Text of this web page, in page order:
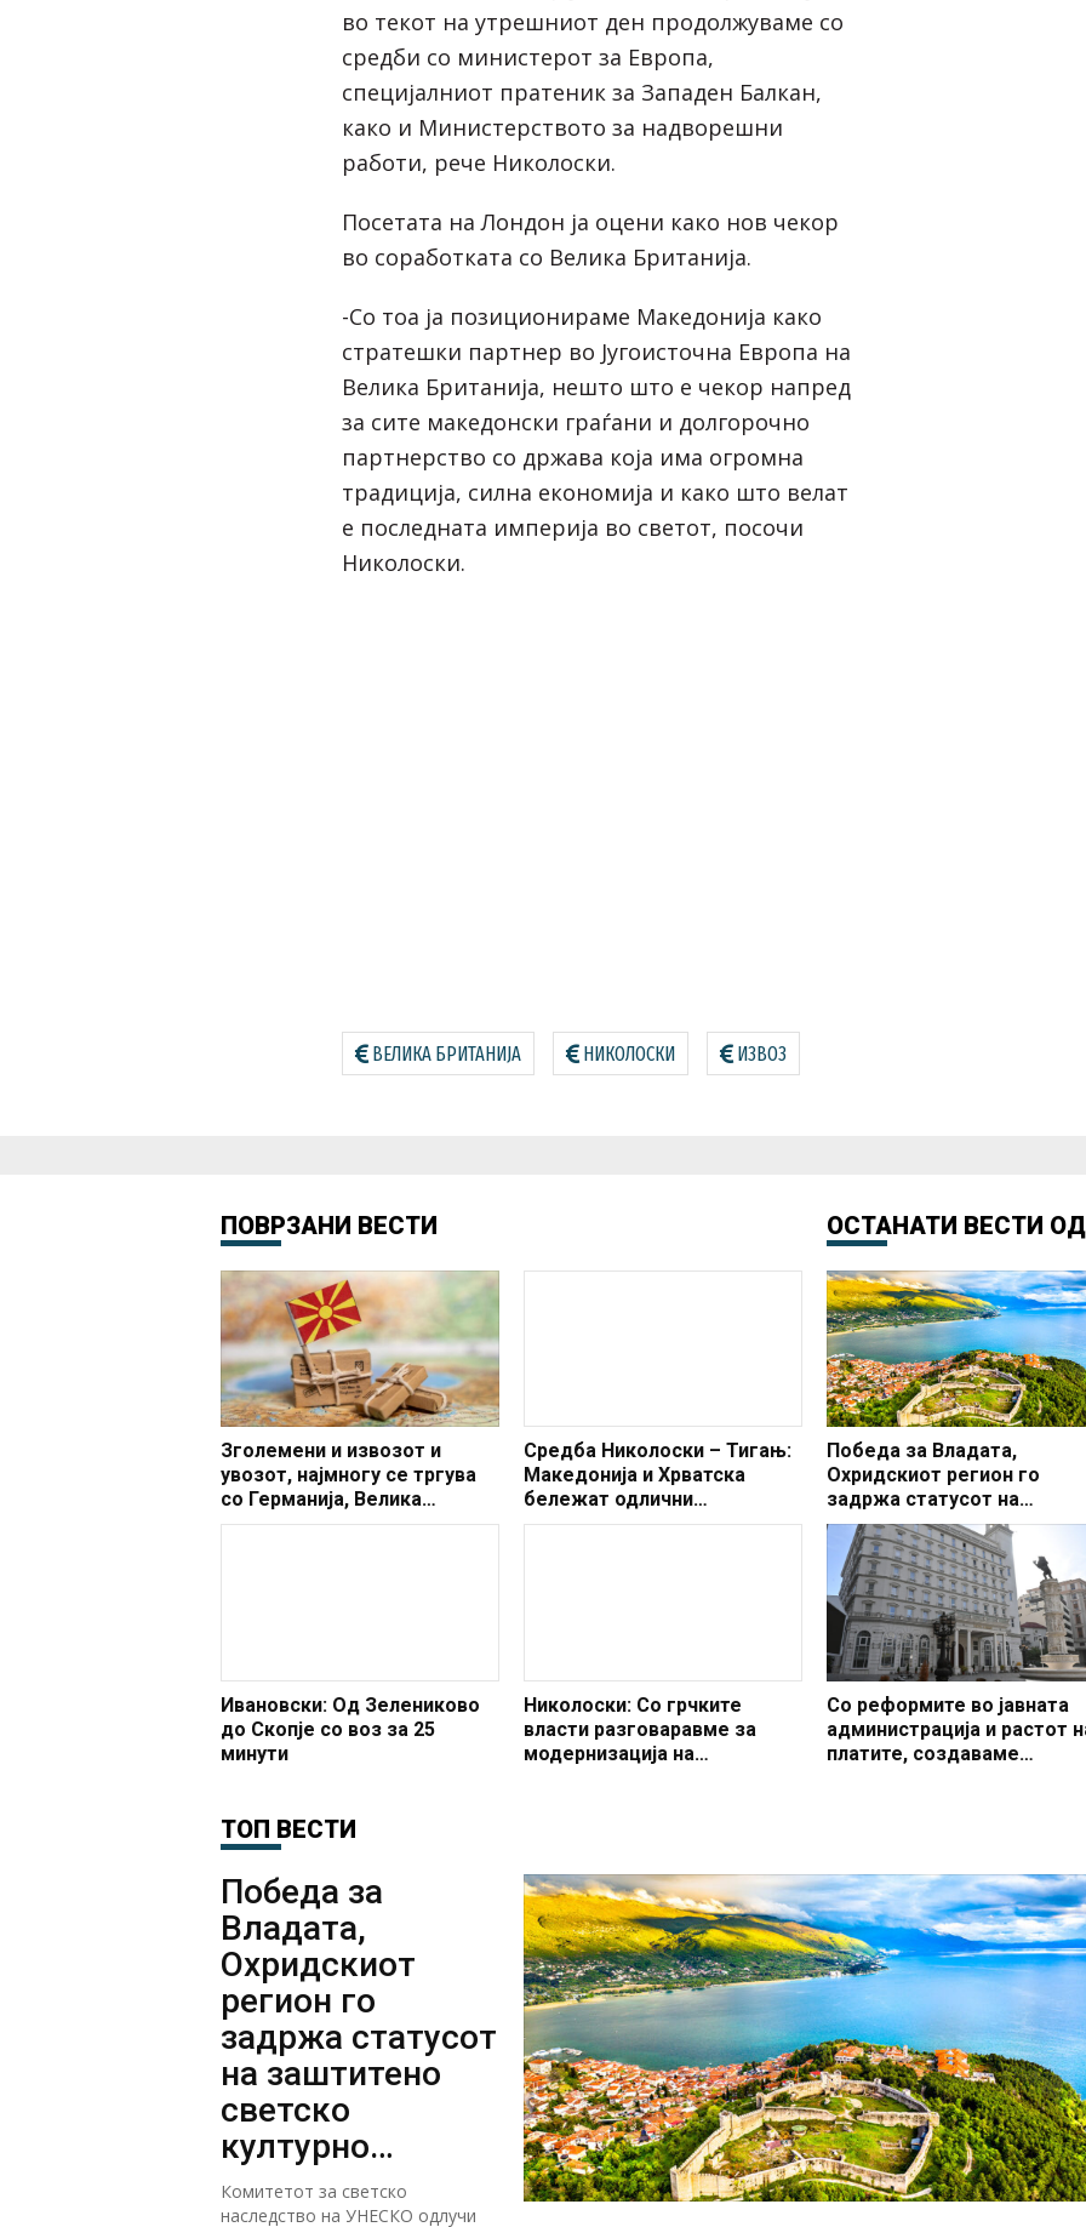
во текот на утрешниот ден продолжуваме со
средби со министерот за Европа,
специјалниот пратеник за Западен Балкан,
како и Министерството за надворешни
работи, рече Николоски.
Посетата на Лондон ја оцени како нов чекор
во соработката со Велика Британија.
-Со тоа ја позиционираме Македонија како
стратешки партнер во Југоисточна Европа на
Велика Британија, нешто што е чекор напред
за сите македонски граѓани и долгорочно
партнерство со држава која има огромна
традиција, силна економија и како што велат
е последната империја во светот, посочи
Николоски.
ВЕЛИКА БРИТАНИЈА НИКОЛОСКИ ИЗВОЗ
ПОВРЗАНИ ВЕСТИ
Зголемени и извозот и
увозот, најмногу се тргува
со Германија, Велика
Британија, Кина, Грција и
Средба Николоски – Тигањ:
Македонија и Хрватска
бележат одлични
билатерални и трговски
Ивановски: Од Зелениково
до Скопје со воз за 25
минути
Николоски: Со грчките
власти разговаравме за
модернизација на
ОСТАНАТИ ВЕСТИ ОД
Победа за Владата,
Охридскиот регион го
задржа статусот на
заштитено светско
наследство
Со реформите во јавната
администрација и растот
платите, создаваме
ТОП ВЕСТИ
Победа за
Владата,
Охридскиот
регион го
задржа статусот
на заштитено
светско
културно
наследство
Комитетот за светско
наследство на УНЕСКО одлучи